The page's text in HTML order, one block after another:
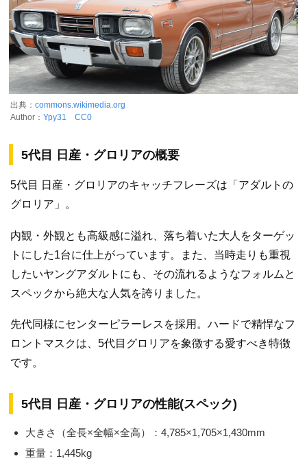
出典： commons.wikimedia.org
Author： Ypy31 CC0
5代目 日産・グロリアの概要
5代目 日産・グロリアのキャッチフレーズは「アダルトの
グロリア」。
内観・外観とも高級感に溢れ、落ち着いた大人をターゲッ
トにした1台に仕上がっています。また、当時走りも重視
したいヤングアダルトにも、その流れるようなフォルムと
スペックから絶大な人気を誇りました。
先代同様にセンターピラーレスを採用。ハードで精悍なフ
ロントマスクは、5代目グロリアを象徴する愛すべき特徴
です。
5代目 日産・グロリアの性能(スペック)
大きさ（全長×全幅×全高）：4,785×1,705×1,430mm
重量：1,445kg